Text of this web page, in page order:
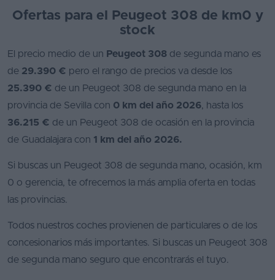
Ofertas para el Peugeot 308 de km0 y
stock
El precio medio de un Peugeot 308 de segunda mano es
de 29.390 € pero el rango de precios va desde los
25.390 € de un Peugeot 308 de segunda mano en la
provincia de Sevilla con 0 km del año 2026, hasta los
36.215 € de un Peugeot 308 de ocasión en la provincia
de Guadalajara con 1 km del año 2026.
Si buscas un Peugeot 308 de segunda mano, ocasión, km
0 o gerencia, te ofrecemos la más amplia oferta en todas
las provincias.
Todos nuestros coches provienen de particulares o de los
concesionarios más importantes. Si buscas un Peugeot 308
de segunda mano seguro que encontrarás el tuyo.